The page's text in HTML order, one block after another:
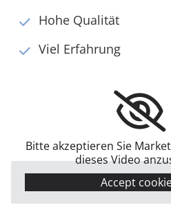
Hohe Qualität
Viel Erfahrung
Bitte akzeptieren Sie
dieses Video
Accept